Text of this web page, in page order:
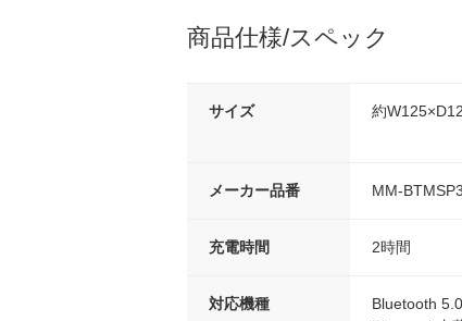
商品仕様/スペック
サイズ 約
メーカー品番 MM-
充電時間 2時間
対応機種
Bluetooth